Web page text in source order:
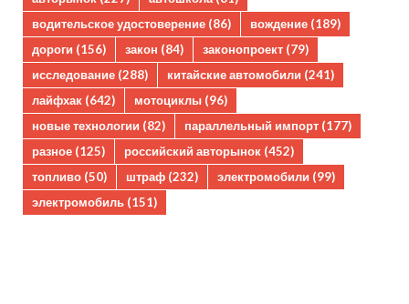
водительское удостоверение (86) вождение (189)
дороги (156) закон (84) законопроект (79)
исследование (288) китайские автомобили (241)
лайфхак (642) мотоциклы (96)
новые технологии (82) параллельный импорт (177)
разное (125) российский авторынок (452)
топливо (50) штраф (232) электромобили (99)
электромобиль (151)